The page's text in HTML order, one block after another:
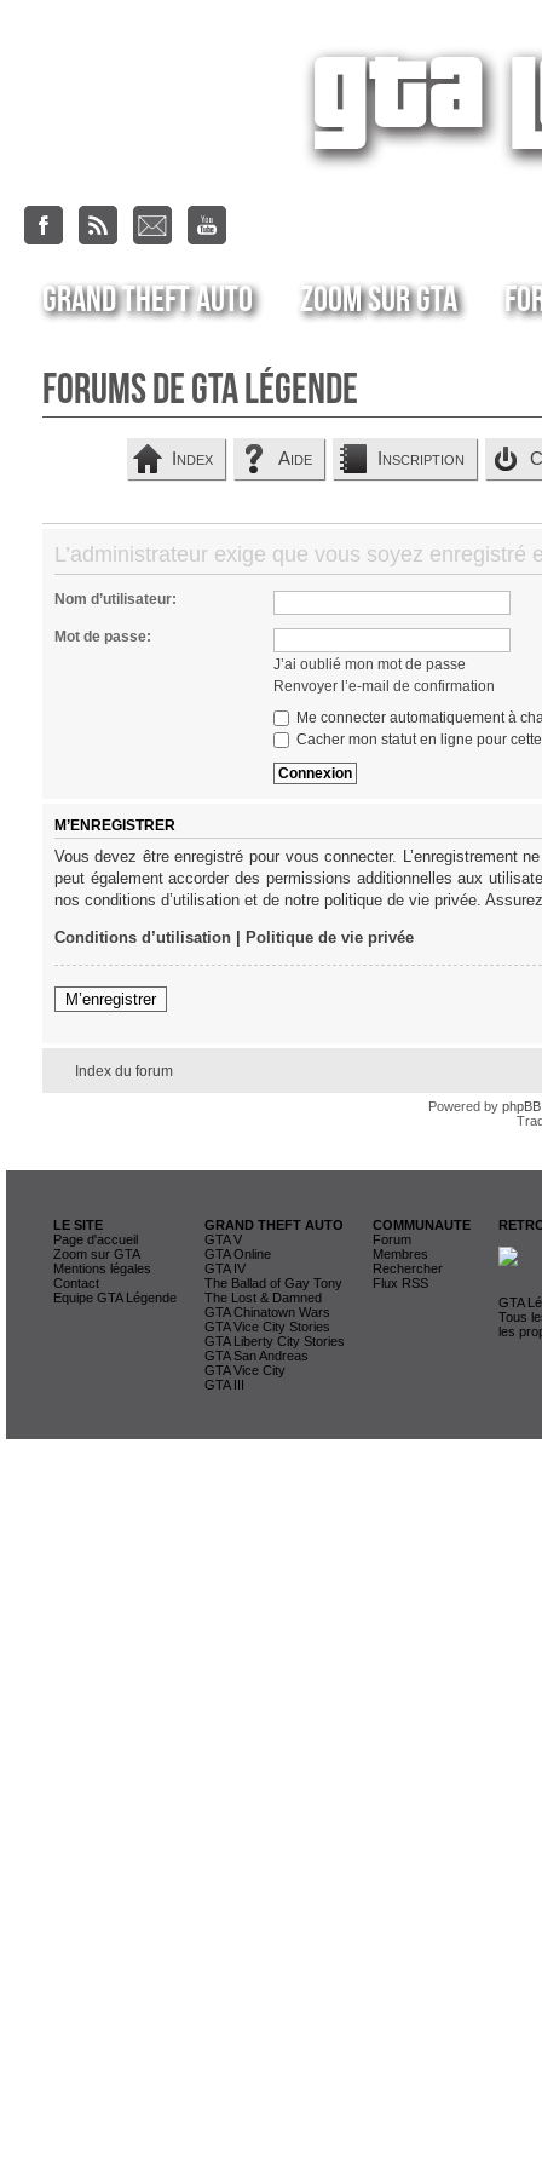
Grand Theft Auto Zoom sur GTA
Forums de GTA Légende
Index Aide Inscription
L’administrateur exige que vous soyez
Nom d’utilisateur:
Mot de passe:
J’ai oublié mon mot de passe
Renvoyer l’e-mail de confirmation
Me connecter automatiquement à
Cacher mon statut en ligne pour
M’ENREGISTRER
Vous devez être enregistré pour vous connecter. L’enregistrement
peut également accorder des permissions additionnelles aux
nos conditions d’utilisation et de notre politique de vie privée.
Conditions d’utilisation| Politique de vie privée
M’enregistrer
Index du forum
Powered by phpBB
LE SITE
Page d'accueil
Zoom sur GTA
Mentions légales
Contact
Equipe GTA Légende
GRAND THEFT AUTO
GTA V
GTA Online
GTA IV
The Ballad of Gay Tony
The Lost & Damned
GTA Chinatown Wars
GTA Vice City Stories
GTA Liberty City Stories
GTA San Andreas
GTA Vice City
GTA III
COMMUNAUTE
Forum
Membres
Rechercher
Flux RSS
GTA
Tous
les